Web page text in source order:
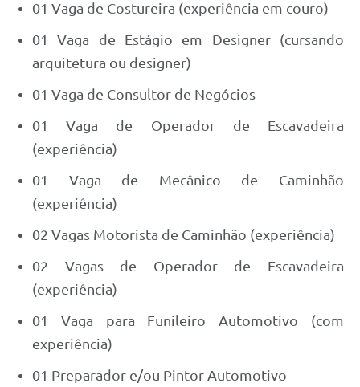
01 Vaga de Costureira (experiência em couro)
01 Vaga de Estágio em Designer (cursando
arquitetura ou designer)
01 Vaga de Consultor de Negócios
01 Vaga de Operador de Escavadeira
(experiência)
01 Vaga de Mecânico de Caminhão
(experiência)
02 Vagas Motorista de Caminhão (experiência)
02 Vagas de Operador de Escavadeira
(experiência)
01 Vaga para Funileiro Automotivo (com
experiência)
01 Preparador e/ou Pintor Automotivo